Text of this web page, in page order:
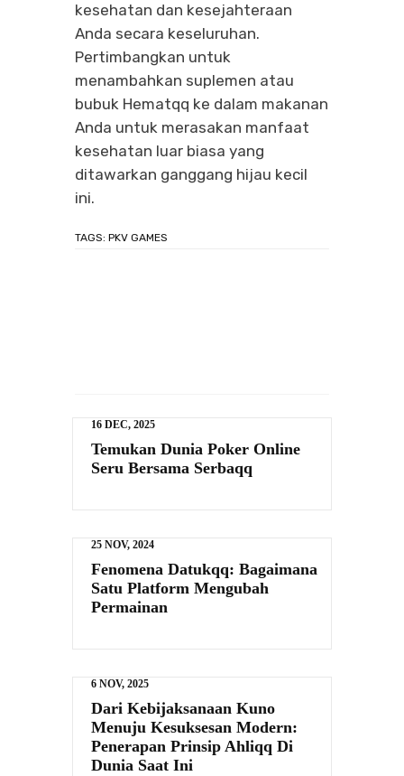
kesehatan dan kesejahteraan
Anda secara keseluruhan.
Pertimbangkan untuk
menambahkan suplemen atau
bubuk Hematqq ke dalam makanan
Anda untuk merasakan manfaat
kesehatan luar biasa yang
ditawarkan ganggang hijau kecil
ini.
TAGS: PKV GAMES
16 DEC, 2025
Temukan Dunia Poker Online
Seru Bersama Serbaqq
25 NOV, 2024
Fenomena Datukqq: Bagaimana
Satu Platform Mengubah
Permainan
6 NOV, 2025
Dari Kebijaksanaan Kuno
Menuju Kesuksesan Modern:
Penerapan Prinsip Ahliqq Di
Dunia Saat Ini